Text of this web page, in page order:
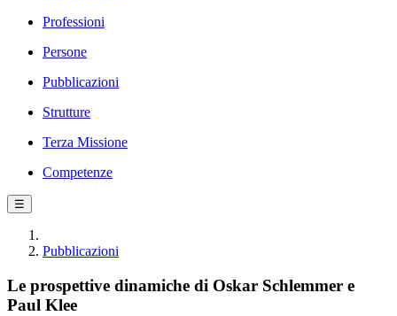
Professioni
Persone
Pubblicazioni
Strutture
Terza Missione
Competenze
☰
Pubblicazioni
Le prospettive dinamiche di Oskar Schlemmer e
Paul Klee